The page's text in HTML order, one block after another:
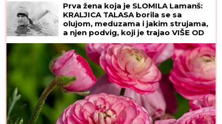
Prva žena koja je SLOMILA Lamanš:
KRALJICA TALASA borila se sa
olujom, meduzama i jakim strujama,
a njen podvig, koji je trajao VIŠE OD
14 SATI, ušao je u istoriju